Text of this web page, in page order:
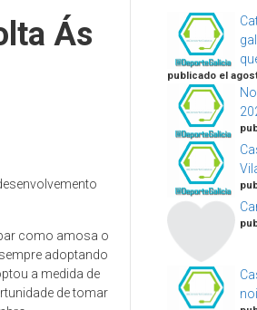
Ás
como amosa o
adoptando
a medida de
de tomar
publicado el